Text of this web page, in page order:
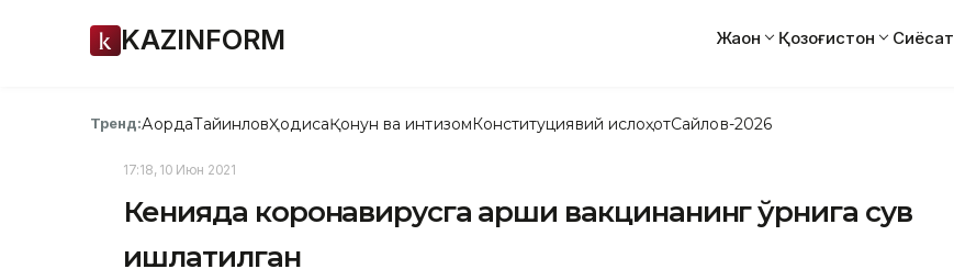
KAZINFORM Жаҳон Қозоғистон Сиёсат
Тренд:АқордаТайинловҲодисаҚонун ва интизомКонституциявий ислоҳотСайлов-2026
17:18, 10 Июн 2021
Кенияда коронавирусга қарши вакцинанинг ўрнига сув
ишлатилган